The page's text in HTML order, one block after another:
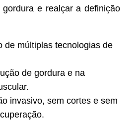
e realçar a definição
de múltiplas tecnologias de
de gordura e na
invasivo, sem cortes e sem